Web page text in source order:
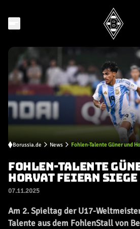
Borussia.de News Fohlen-Talente Güner und
FOHLEN-TALENTE
HORVAT FEIERN SIEGE
07.11.2025
Am 2. Spieltag der U17-
Talente aus dem FohlenStall von